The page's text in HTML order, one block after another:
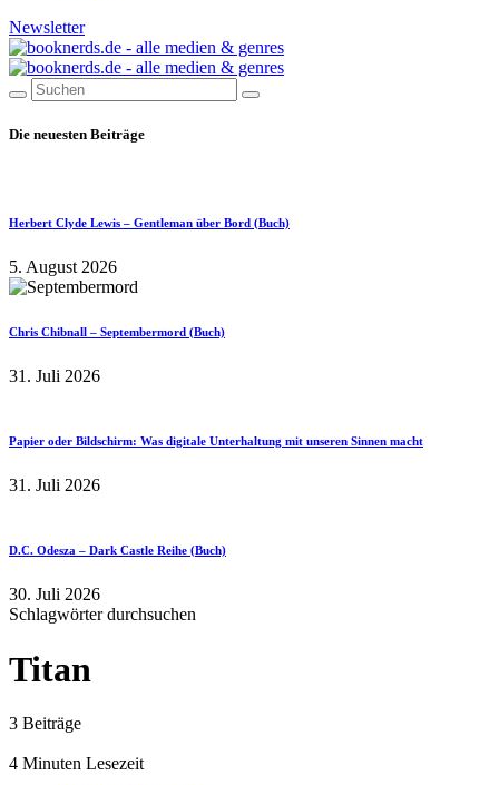
Newsletter
Die neuesten Beiträge
Herbert Clyde Lewis – Gentleman über Bord (Buch)
5. August 2026
Chris Chibnall – Septembermord (Buch)
31. Juli 2026
Papier oder Bildschirm: Was digitale Unterhaltung mit unseren Sinnen macht
31. Juli 2026
D.C. Odesza – Dark Castle Reihe (Buch)
30. Juli 2026
Schlagwörter durchsuchen
Titan
3 Beiträge
4 Minuten Lesezeit